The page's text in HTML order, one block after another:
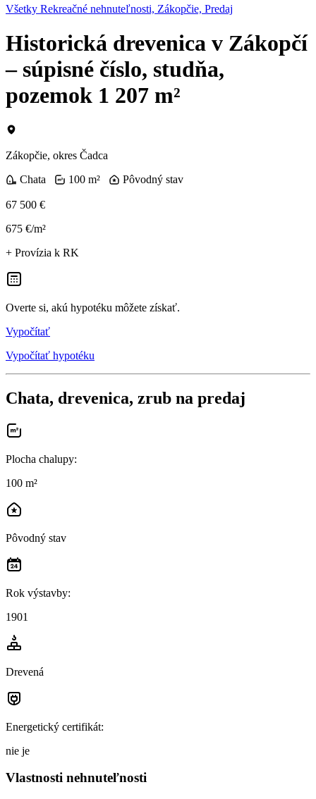
Všetky Rekreačné nehnuteľnosti, Zákopčie, Predaj
Historická drevenica v Zákopčí
– súpisné číslo, studňa,
pozemok 1 207 m²
Zákopčie, okres Čadca
Chata
100 m² Pôvodný stav
67 500 €
675 €/m²
+ Provízia k RK
Overte si, akú hypotéku môžete získať.
Vypočítať
Vypočítať hypotéku
Chata, drevenica, zrub na predaj
Plocha chalupy:
100 m²
Pôvodný stav
Rok výstavby:
1901
Drevená
Energetický certifikát:
nie je
Vlastnosti nehnuteľnosti